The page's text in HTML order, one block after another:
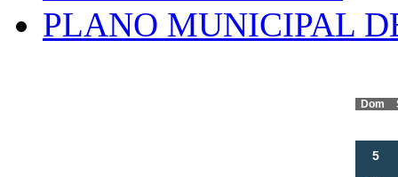
PLANO MUNICIPAL
Dom
5